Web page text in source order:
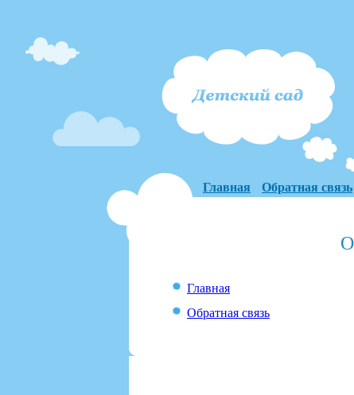
Главная Обратная связь
Главная
Обратная связь